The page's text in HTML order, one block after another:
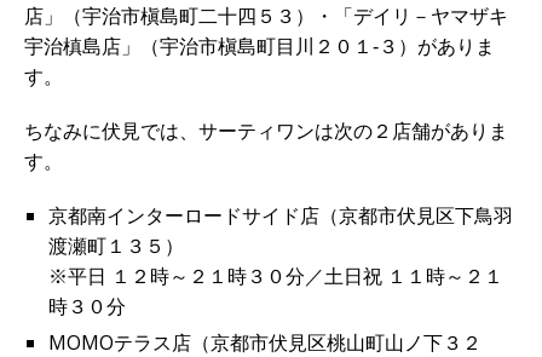
店」（宇治市槇島町二十四５３）・「デイリ－ヤマザキ
宇治槙島店」（宇治市槇島町目川２０１‐３）がありま
す。
ちなみに伏見では、サーティワンは次の２店舗がありま
す。
京都南インターロードサイド店（京都市伏見区下鳥羽
渡瀬町１３５）
※平日 １２時～２１時３０分／土日祝 １１時～２１
時３０分
MOMOテラス店（京都市伏見区桃山町山ノ下３２